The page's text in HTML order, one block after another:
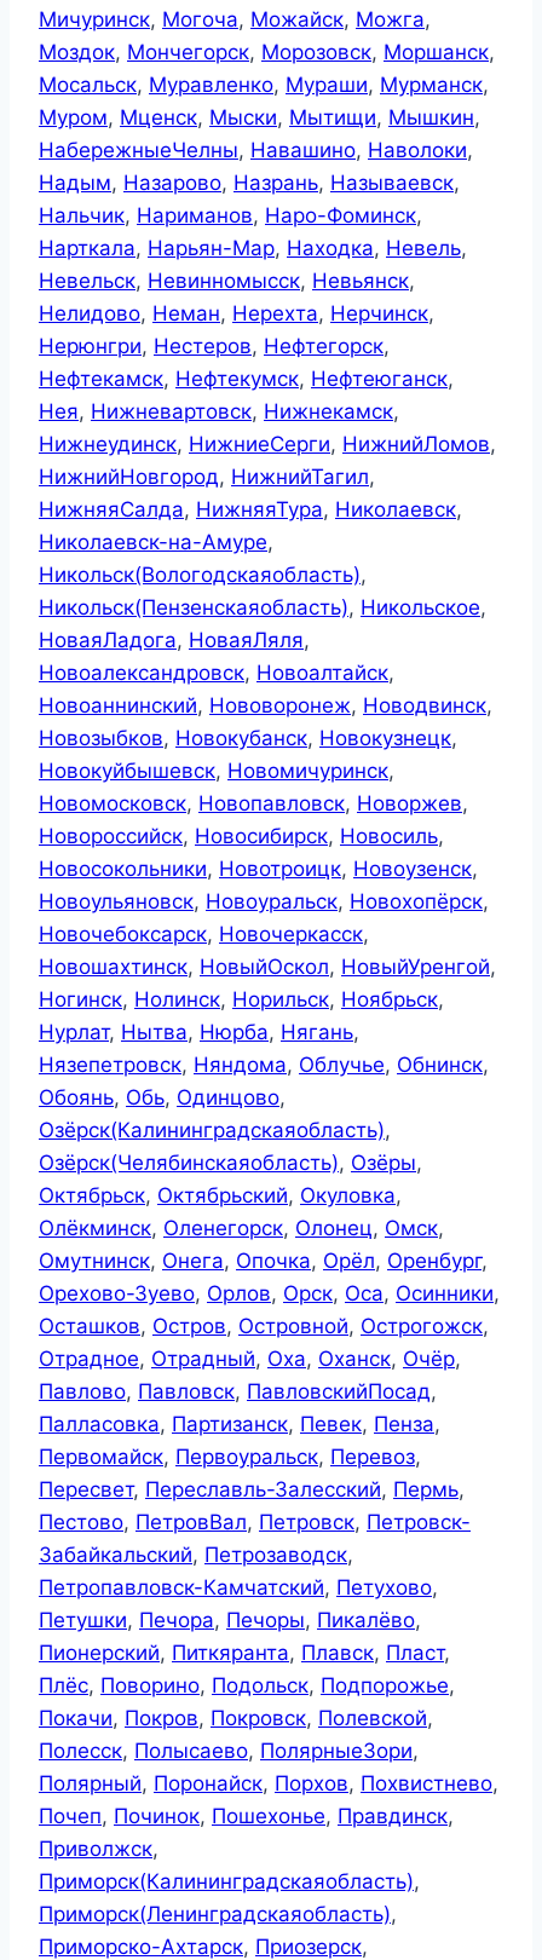
Мичуринск, Могоча, Можайск, Можга,
Моздок, Мончегорск, Морозовск, Моршанск,
Мосальск, Муравленко, Мураши, Мурманск,
Муром, Мценск, Мыски, Мытищи, Мышкин,
НабережныеЧелны, Навашино, Наволоки,
Надым, Назарово, Назрань, Называевск,
Нальчик, Нариманов, Наро-Фоминск,
Нарткала, Нарьян-Мар, Находка, Невель,
Невельск, Невинномысск, Невьянск,
Нелидово, Неман, Нерехта, Нерчинск,
Нерюнгри, Нестеров, Нефтегорск,
Нефтекамск, Нефтекумск, Нефтеюганск,
Нея, Нижневартовск, Нижнекамск,
Нижнеудинск, НижниеСерги, НижнийЛомов,
НижнийНовгород, НижнийТагил,
НижняяСалда, НижняяТура, Николаевск,
Николаевск-на-Амуре,
Никольск(Вологодскаяобласть),
Никольск(Пензенскаяобласть), Никольское,
НоваяЛадога, НоваяЛяля,
Новоалександровск, Новоалтайск,
Новоаннинский, Нововоронеж, Новодвинск,
Новозыбков, Новокубанск, Новокузнецк,
Новокуйбышевск, Новомичуринск,
Новомосковск, Новопавловск, Новоржев,
Новороссийск, Новосибирск, Новосиль,
Новосокольники, Новотроицк, Новоузенск,
Новоульяновск, Новоуральск, Новохопёрск,
Новочебоксарск, Новочеркасск,
Новошахтинск, НовыйОскол, НовыйУренгой,
Ногинск, Нолинск, Норильск, Ноябрьск,
Нурлат, Нытва, Нюрба, Нягань,
Нязепетровск, Няндома, Облучье, Обнинск,
Обоянь, Обь, Одинцово,
Озёрск(Калининградскаяобласть),
Озёрск(Челябинскаяобласть), Озёры,
Октябрьск, Октябрьский, Окуловка,
Олёкминск, Оленегорск, Олонец, Омск,
Омутнинск, Онега, Опочка, Орёл, Оренбург,
Орехово-Зуево, Орлов, Орск, Оса, Осинники,
Осташков, Остров, Островной, Острогожск,
Отрадное, Отрадный, Оха, Оханск, Очёр,
Павлово, Павловск, ПавловскийПосад,
Палласовка, Партизанск, Певек, Пенза,
Первомайск, Первоуральск, Перевоз,
Пересвет, Переславль-Залесский, Пермь,
Пестово, ПетровВал, Петровск, Петровск-
Забайкальский, Петрозаводск,
Петропавловск-Камчатский, Петухово,
Петушки, Печора, Печоры, Пикалёво,
Пионерский, Питкяранта, Плавск, Пласт,
Плёс, Поворино, Подольск, Подпорожье,
Покачи, Покров, Покровск, Полевской,
Полесск, Полысаево, ПолярныеЗори,
Полярный, Поронайск, Порхов, Похвистнево,
Почеп, Починок, Пошехонье, Правдинск,
Приволжск,
Приморск(Калининградскаяобласть),
Приморск(Ленинградскаяобласть),
Приморско-Ахтарск, Приозерск,